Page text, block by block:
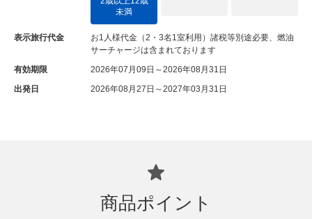
未満
表示旅行代金
お1人様代金（2・3名1室利用）諸税等別途必要、燃油
サーチャージは含まれております
有効期限
2026年07月09日～2026年08月31日
出発日
2026年08月27日～2027年03月31日
商品ポイント